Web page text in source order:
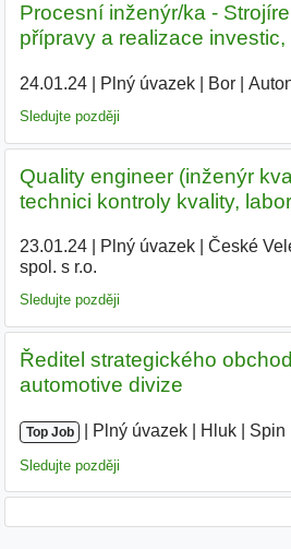
Procesní inženýr/ka -
přípravy a realizace
24.01.24| Plný úvazek| Bor|
Sledujte později
Quality engineer (inženýr
technici kontroly kvality,
23.01.24| Plný úvazek| České
spol. s r.o.
Sledujte později
Ředitel strategického
automotive divize
Top Job Plný úvazek Hluk Spin
Sledujte později